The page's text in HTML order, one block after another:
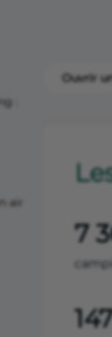
:
air
Ouvrir
7